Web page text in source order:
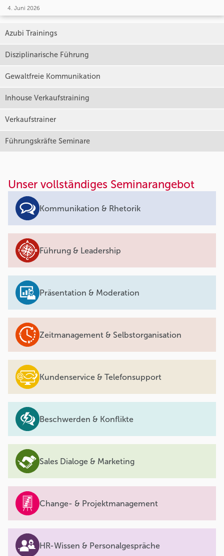
4. Juni 2026
Azubi Trainings
Disziplinarische Führung
Gewaltfreie Kommunikation
Inhouse Verkaufstraining
Verkaufstrainer
Führungskräfte Seminare
Unser vollständiges Seminarangebot
Kommunikation & Rhetorik
Führung & Leadership
Präsentation & Moderation
Zeitmanagement & Selbstorganisation
Kundenservice & Telefonsupport
Beschwerden & Konflikte
Sales Dialoge & Marketing
Change- & Projektmanagement
HR-Wissen & Personalgespräche